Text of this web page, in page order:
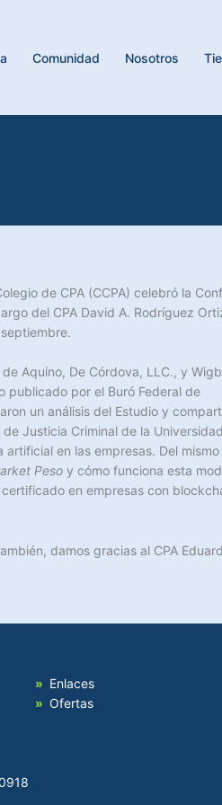
Comunidad Nosotros
de CPA (CCPA) celebró la
del CPA David A. Rodríguez
Aquino, De Córdova, LLC., y
publicado por el Buró Federal de
un análisis del Estudio y
Justicia Criminal de la Universidad
en las empresas. Del mismo
Peso y cómo funciona esta
en empresas con
damos gracias al CPA
Enlaces
Ofertas